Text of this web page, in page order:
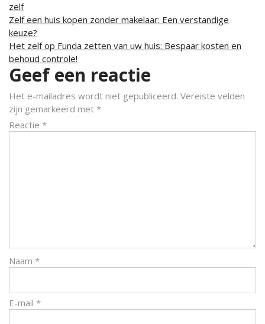
zelf
Berichtnavigatie
Zelf een huis kopen zonder makelaar: Een verstandige
keuze?
Het zelf op Funda zetten van uw huis: Bespaar kosten en
behoud controle!
Geef een reactie
Het e-mailadres wordt niet gepubliceerd. Vereiste velden
zijn gemarkeerd met *
Reactie *
Naam *
E-mail *